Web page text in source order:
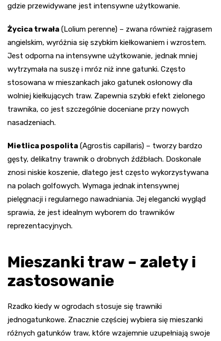
gdzie przewidywane jest intensywne użytkowanie.
Życica trwała (Lolium perenne) – zwana również rajgrasem
angielskim, wyróżnia się szybkim kiełkowaniem i wzrostem.
Jest odporna na intensywne użytkowanie, jednak mniej
wytrzymała na suszę i mróz niż inne gatunki. Często
stosowana w mieszankach jako gatunek osłonowy dla
wolniej kiełkujących traw. Zapewnia szybki efekt zielonego
trawnika, co jest szczególnie doceniane przy nowych
nasadzeniach.
Mietlica pospolita (Agrostis capillaris) – tworzy bardzo
gęsty, delikatny trawnik o drobnych źdźbłach. Doskonale
znosi niskie koszenie, dlatego jest często wykorzystywana
na polach golfowych. Wymaga jednak intensywnej
pielęgnacji i regularnego nawadniania. Jej elegancki wygląd
sprawia, że jest idealnym wyborem do trawników
reprezentacyjnych.
Mieszanki traw – zalety i
zastosowanie
Rzadko kiedy w ogrodach stosuje się trawniki
jednogatunkowe. Znacznie częściej wybiera się mieszanki
różnych gatunków traw, które wzajemnie uzupełniają swoje